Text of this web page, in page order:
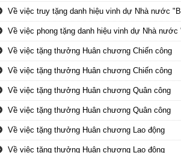
Về việc truy tặng danh hiệu vinh dự Nhà nước
Về việc phong tặng danh hiệu vinh dự Nhà nước
Về việc tặng thưởng Huân chương Chiến công
Về việc tặng thưởng Huân chương Chiến công
Về việc tặng thưởng Huân chương Quân công
Về việc tặng thưởng Huân chương Quân công
Về việc tặng thưởng Huân chương Lao động
Về việc tặng thưởng Huân chương Lao động